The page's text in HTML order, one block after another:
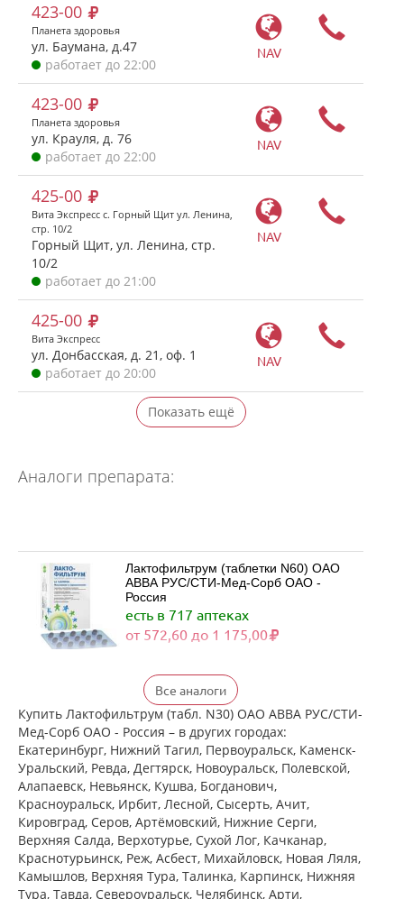
NAV
423-00
Планета здоровья
ул. Баумана, д.47
работает до 22:00
NAV
423-00
Планета здоровья
ул. Крауля, д. 76
работает до 22:00
NAV
425-00
Вита Экспресс с. Горный Щит ул. Ленина,
стр. 10/2
Горный Щит, ул. Ленина, стр.
10/2
работает до 21:00
NAV
425-00
Вита Экспресс
ул. Донбасская, д. 21, оф. 1
работает до 20:00
Показать ещё
Аналоги препарата:
Лактофильтрум (таблетки N60) ОАО
АВВА РУС/СТИ-Мед-Сорб ОАО -
Россия
есть в 717 аптеках
от 572,60 до 1 175,00
Лактофильтрум (таблетки N30) ОАО
АВВА РУС/СТИ-Мед-Сорб ОАО -
Россия
есть в 503 аптеках
от 334,00 до 843,00
Лактулоза+Лигнин гидролизный ГН
Нет в аптеках города
Все аналоги
Купить Лактофильтрум (табл. N30) ОАО АВВА РУС/СТИ-
Мед-Сорб ОАО - Россия – в других городах:
Екатеринбург, Нижний Тагил, Первоуральск, Каменск-
Уральский, Ревда, Дегтярск, Новоуральск, Полевской,
Алапаевск, Невьянск, Кушва, Богданович,
Красноуральск, Ирбит, Лесной, Сысерть, Ачит,
Кировград, Серов, Артёмовский, Нижние Cерги,
Верхняя Салда, Верхотурье, Сухой Лог, Качканар,
Краснотурьинск, Реж, Асбест, Михайловск, Новая Ляля,
Камышлов, Верхняя Тура, Талинка, Карпинск, Нижняя
Тура, Тавда, Североуральск, Челябинск, Арти,